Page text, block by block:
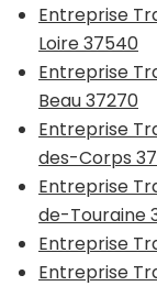
Entreprise
Loire 37540
Entreprise
Beau 37270
Entreprise
des-Corps
Entreprise
de-Touraine
Entreprise
Entreprise